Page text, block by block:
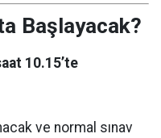
Başlayacak?
10.15’te
ve normal sınav